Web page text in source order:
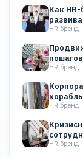
Как
HR бренд
HR бренд
HR бренд
HR бренд